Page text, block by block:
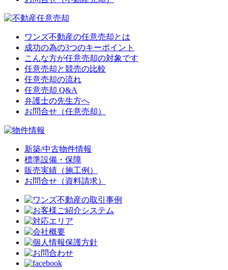
ワンズ不動産の任意売却とは
成功の為の3つのキーポイント
こんな方が任意売却の対象です
任意売却と競売の比較
任意売却の流れ
任意売却 Q&A
弁護士の先生方へ
お問合せ（任意売却）
新築/中古物件情報
標準設備・保障
販売実績（施工例）
お問合せ（資料請求）